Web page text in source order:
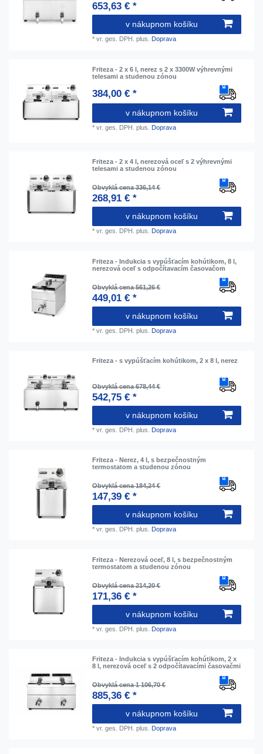
653,63 € *
v nákupnom košíku
*vr. ges. DPH. plus. Doprava
Friteza - 2 x 6 l, nerez s 2 x 3300W výhrevnými
telesami a studenou zónou
384,00 € *
v nákupnom košíku
*vr. ges. DPH. plus. Doprava
Friteza - 2 x 4 l, nerezová oceľ s 2 výhrevnými
telesami a studenou zónou
Obvyklá cena 336,14 €
268,91 € *
v nákupnom košíku
*vr. ges. DPH. plus. Doprava
Friteza - Indukcia s vypúšťacím kohútikom, 8 l,
nerezová oceľ s odpočítavacím časovačom
Obvyklá cena 561,26 €
449,01 € *
v nákupnom košíku
*vr. ges. DPH. plus. Doprava
Friteza - s vypúšťacím kohútikom, 2 x 8 l, nerez
Obvyklá cena 678,44 €
542,75 € *
v nákupnom košíku
*vr. ges. DPH. plus. Doprava
Friteza - Nerez, 4 l, s bezpečnostným
termostatom a studenou zónou
Obvyklá cena 184,24 €
147,39 € *
v nákupnom košíku
*vr. ges. DPH. plus. Doprava
Friteza - Nerezová oceľ, 8 l, s bezpečnostným
termostatom a studenou zónou
Obvyklá cena 214,20 €
171,36 € *
v nákupnom košíku
*vr. ges. DPH. plus. Doprava
Friteza - Indukcia s vypúšťacím kohútikom, 2 x
8 l, nerezová oceľ s 2 odpočítavacími časovačmi
Obvyklá cena 1 106,70 €
885,36 € *
v nákupnom košíku
*vr. ges. DPH. plus. Doprava